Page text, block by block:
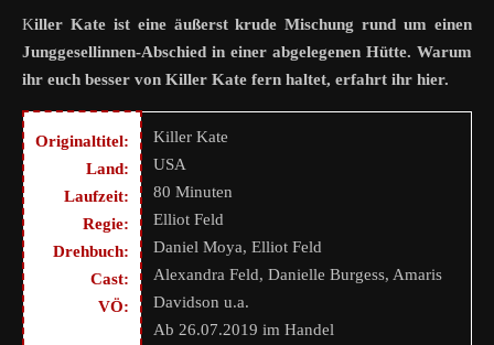
Killer Kate ist eine äußerst krude Mischung rund um einen
Junggesellinnen-Abschied in einer abgelegenen Hütte. Warum
ihr euch besser von Killer Kate fern haltet, erfahrt ihr hier.
Originaltitel:
Land:
Laufzeit:
Regie:
Drehbuch:
Cast:
VÖ:
Killer Kate
USA
80 Minuten
Elliot Feld
Daniel Moya, Elliot Feld
Alexandra Feld, Danielle Burgess, Amaris
Davidson u.a.
Ab 26.07.2019 im Handel